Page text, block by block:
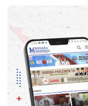
Copyright